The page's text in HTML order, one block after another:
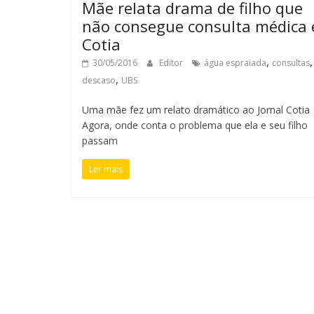
Mãe relata drama de filho que
não consegue consulta médica
Cotia
30/05/2016 Editor água espraiada, consultas,
descaso, UBS
Uma mãe fez um relato dramático ao Jornal Cotia
Agora, onde conta o problema que ela e seu filho
passam
Ler mais